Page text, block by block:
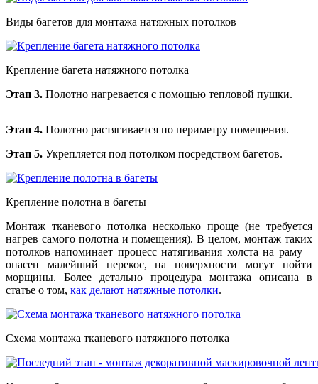
Виды багетов для монтажа натяжных потолков
Крепление багета натяжного потолка
Этап 3. Полотно нагревается с помощью тепловой пушки.
Этап 4. Полотно растягивается по периметру помещения.
Этап 5. Укрепляется под потолком посредством багетов.
Крепление полотна в багеты
Монтаж тканевого потолка несколько проще (не требуется
нагрев самого полотна и помещения). В целом, монтаж таких
потолков напоминает процесс натягивания холста на раму –
опасен малейший перекос, на поверхности могут пойти
морщины. Более детально процедура монтажа описана в
статье о том, как делают натяжные потолки.
Схема монтажа тканевого натяжного потолка